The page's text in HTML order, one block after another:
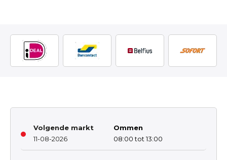
Volgende markt
11-08-2026
Ommen
08:00 tot 13:00